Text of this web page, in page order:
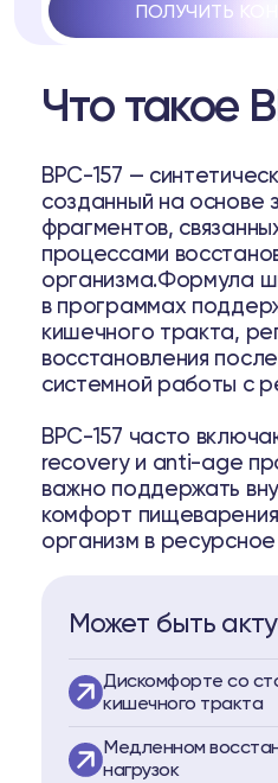
Telegram
Biopell
пептидам
Telegram
ПОЛУЧИТЬ
Что такое
BPC-157 —
созданный на основе
фрагментов,
процессами
организма.Формула
в программах
кишечного тракта,
восстановления
системной работы с
BPC-157 часто
recovery и anti-age
важно поддержать
комфорт
организм в
Может быть
Дискомфорте со
кишечного тракта
Медленном
нагрузок